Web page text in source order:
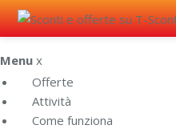
Menu x
Offerte
Attività
Come funziona